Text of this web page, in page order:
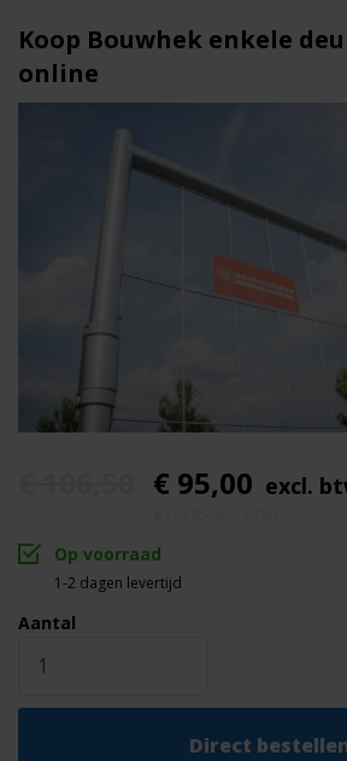
Breedte
13,5 kg
Maas Standaard
Maaswijdte
Extra
Inclusief
Lasverbinding
Koop Bouwhek enkele
online
€ 95,00 excl.
Op voorraad
1-2 dagen levertijd
Aantal
Direct